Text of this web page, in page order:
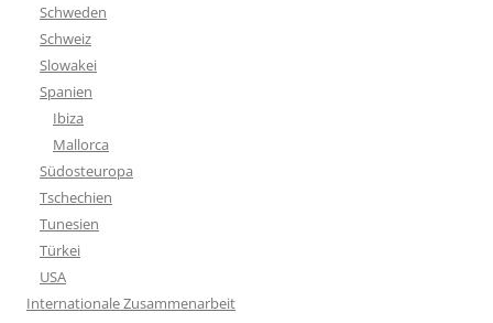
Schweden
Schweiz
Slowakei
Spanien
Ibiza
Mallorca
Südosteuropa
Tschechien
Tunesien
Türkei
USA
Internationale Zusammenarbeit